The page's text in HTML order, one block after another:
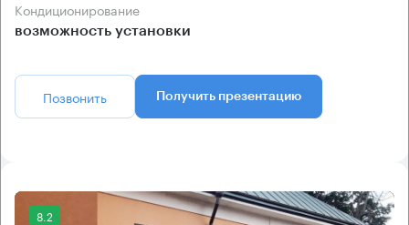
Кондиционирование
возможность установки
Позвонить Получить презентацию
8.2